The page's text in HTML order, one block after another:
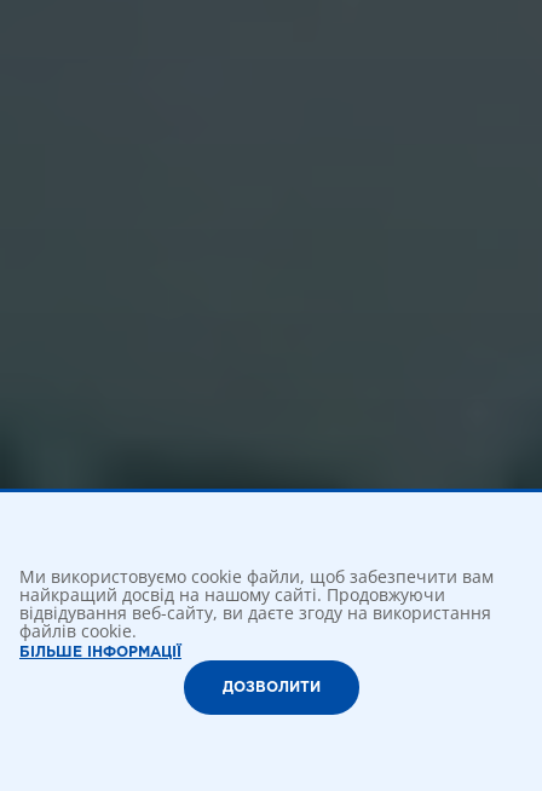
Ми використовуємо cookie файли, щоб забезпечити вам
найкращий досвід на нашому сайті. Продовжуючи
відвідування веб-сайту, ви даєте згоду на використання
файлів cookie.
БІЛЬШЕ ІНФОРМАЦІЇ
ДОЗВОЛИТИ